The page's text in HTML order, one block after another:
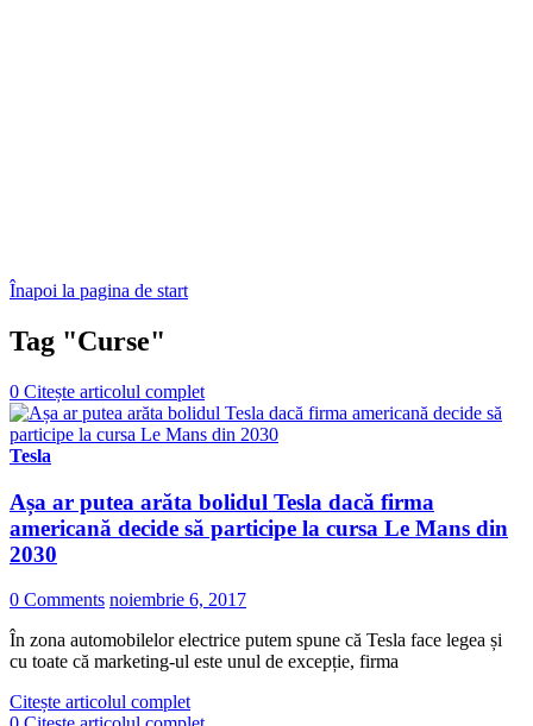
Înapoi la pagina de start
Tag "Curse"
0 Citește articolul complet
Tesla
Așa ar putea arăta bolidul Tesla dacă firma
americană decide să participe la cursa Le Mans din
2030
0 Comments noiembrie 6, 2017
În zona automobilelor electrice putem spune că Tesla face legea și
cu toate că marketing-ul este unul de excepție, firma
Citește articolul complet